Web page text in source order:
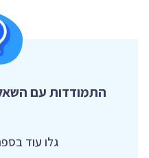
התמודדות עם
גלו עוד